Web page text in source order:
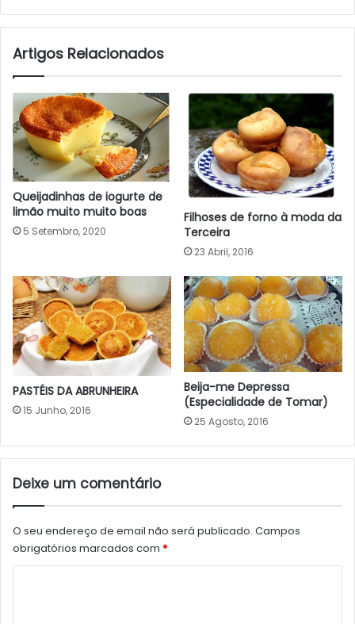
Artigos Relacionados
Queijadinhas de iogurte de
limão muito muito boas
5 Setembro, 2020
Filhoses de forno à moda da
Terceira
23 Abril, 2016
PASTÉIS DA ABRUNHEIRA
15 Junho, 2016
Beija-me Depressa
(Especialidade de Tomar)
25 Agosto, 2016
Deixe um comentário
O seu endereço de email não será publicado. Campos
obrigatórios marcados com *